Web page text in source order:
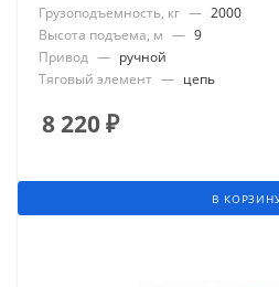
Грузоподъемность, кг — 2000
Высота подъема, м — 9
Привод — ручной
Тяговый элемент — цепь
8 220₽
В